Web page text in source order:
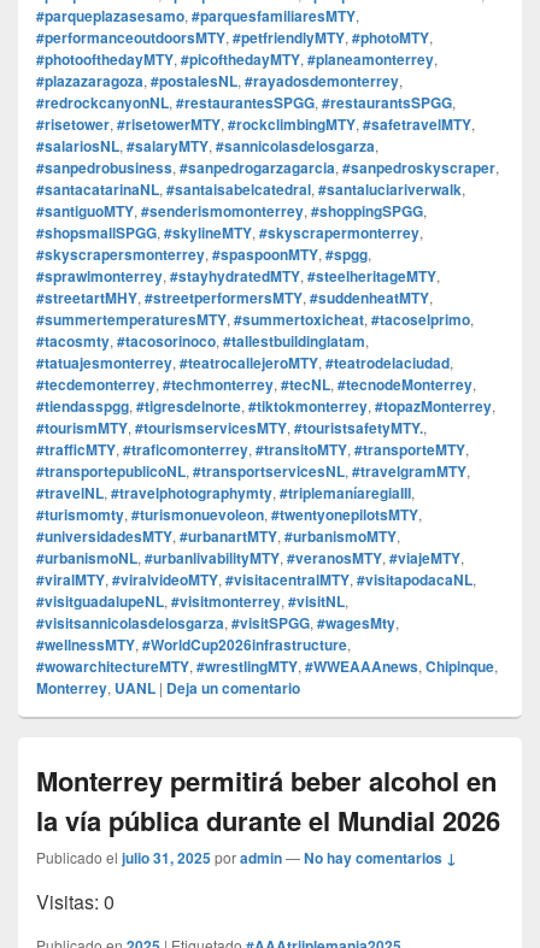
#parqueplazasesamo, #parquesfamiliaresMTY,
#performanceoutdoorsMTY, #petfriendlyMTY, #photoMTY,
#photoofthedayMTY, #picofthedayMTY, #planeamonterrey,
#plazazaragoza, #postalesNL, #rayadosdemonterrey,
#redrockcanyonNL, #restaurantesSPGG, #restaurantsSPGG,
#risetower, #risetowerMTY, #rockclimbingMTY, #safetravelMTY,
#salariosNL, #salaryMTY, #sannicolasdelosgarza,
#sanpedrobusiness, #sanpedrogarzagarcia, #sanpedroskyscraper,
#santacatarinaNL, #santaisabelcatedral, #santaluciariverwalk,
#santiguoMTY, #senderismomonterrey, #shoppingSPGG,
#shopsmallSPGG, #skylineMTY, #skyscrapermonterrey,
#skyscrapersmonterrey, #spaspoonMTY, #spgg,
#sprawlmonterrey, #stayhydratedMTY, #steelheritageMTY,
#streetartMHY, #streetperformersMTY, #suddenheatMTY,
#summertemperaturesMTY, #summertoxicheat, #tacoselprimo,
#tacosmty, #tacosorinoco, #tallestbuildinglatam,
#tatuajesmonterrey, #teatrocallejeroMTY, #teatrodelaciudad,
#tecdemonterrey, #techmonterrey, #tecNL, #tecnodeMonterrey,
#tiendasspgg, #tigresdelnorte, #tiktokmonterrey, #topazMonterrey,
#tourismMTY, #tourismservicesMTY, #touristsafetyMTY.,
#trafficMTY, #traficomonterrey, #transitoMTY, #transporteMTY,
#transportepublicoNL, #transportservicesNL, #travelgramMTY,
#travelNL, #travelphotographymty, #triplemaníaregiaIII,
#turismomty, #turismonuevoleon, #twentyonepilotsMTY,
#universidadesMTY, #urbanartMTY, #urbanismoMTY,
#urbanismoNL, #urbanlivabilityMTY, #veranosMTY, #viajeMTY,
#viralMTY, #viralvideoMTY, #visitacentralMTY, #visitapodacaNL,
#visitguadalupeNL, #visitmonterrey, #visitNL,
#visitsannicolasdelosgarza, #visitSPGG, #wagesMty,
#wellnessMTY, #WorldCup2026infrastructure,
#wowarchitectureMTY, #wrestlingMTY, #WWEAAAnews, Chipinque,
Monterrey, UANL | Deja un comentario
Monterrey permitirá beber alcohol en
la vía pública durante el Mundial 2026
Publicado el julio 31, 2025poradmin—No hay comentarios ↓
Visitas: 0